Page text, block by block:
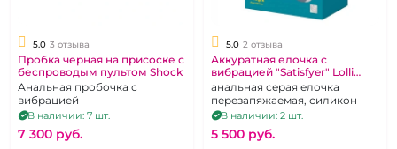
5.0 3 отзыва
Пробка черная на присоске с
беспроводым пультом Shock
Анальная пробочка с
вибрацией
В наличии: 7 шт.
7 300 pуб.
5.0 2 отзыва
Аккуратная елочка с
вибрацией "Satisfyer" Lolli
Plug 2
анальная серая елочка
перезапяжаемая, силикон
В наличии: 2 шт.
5 500 pуб.